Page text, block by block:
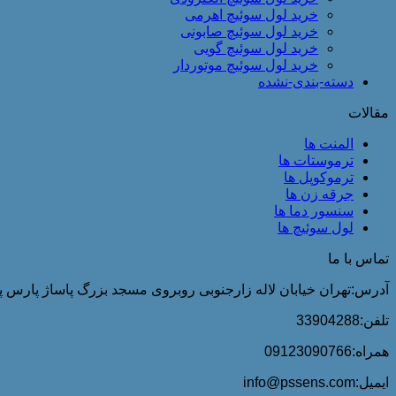
خرید لول سوئیچ اهرمی
خرید لول سوئیچ صابونی
خرید لول سوئیچ گویی
خرید لول سوئیچ موتوردار
دسته-بندی-نشده
مقالات
المنت ها
ترموستات ها
ترموکوپل ها
جرقه زن ها
سنسور دما ها
لول سوئیچ ها
تماس با ما
آدرس:تهران خیابان لاله زارجنوبی روبروی مسجد بزرگ پاساژ پارس
تلفن:33904288
همراه:09123090766
ایمیل:info@pssens.com